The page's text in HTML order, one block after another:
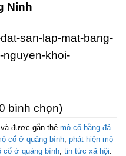
Ninh
san-lap-mat-bang-
nguyen-khoi-
bình chọn)
và được gắn thẻ mộ cổ bằng đá
cổ ở quảng bình phát hiện mộ
cổ ở quảng bình tin tức xã hội